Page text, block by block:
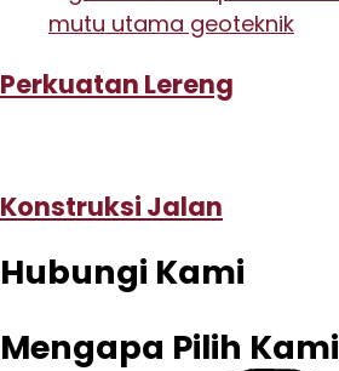
Perkuatan Lereng
Konstruksi Jalan
Hubungi Kami
Mengapa Pilih Kami